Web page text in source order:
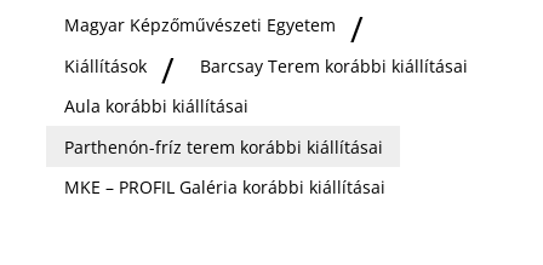
Magyar Képzőművészeti Egyetem
Kiállítások
Barcsay Terem korábbi kiállításai
Aula korábbi kiállításai
Parthenón-fríz terem korábbi kiállításai
MKE – PROFIL Galéria korábbi kiállításai